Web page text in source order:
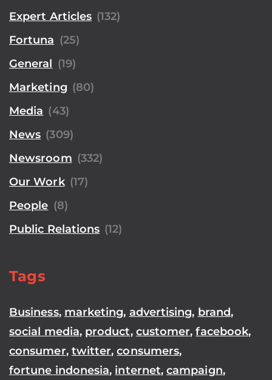
Expert Articles (132)
Fortuna (25)
General (19)
Marketing (80)
Media (43)
News (309)
Newsroom (332)
Our Work (17)
People (8)
Public Relations (12)
Tags
Business, marketing, advertising, brand,
social media, product, customer,facebook,
consumer, twitter,consumers,
fortune indonesia, internet,campaign,